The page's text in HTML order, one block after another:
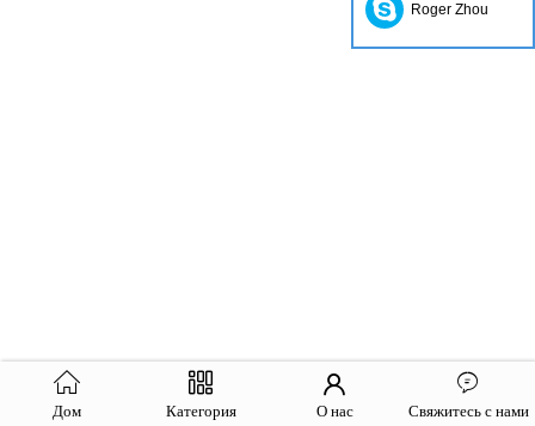
Дом Категория О нас Свяжитесь с нами
Roger Zhou